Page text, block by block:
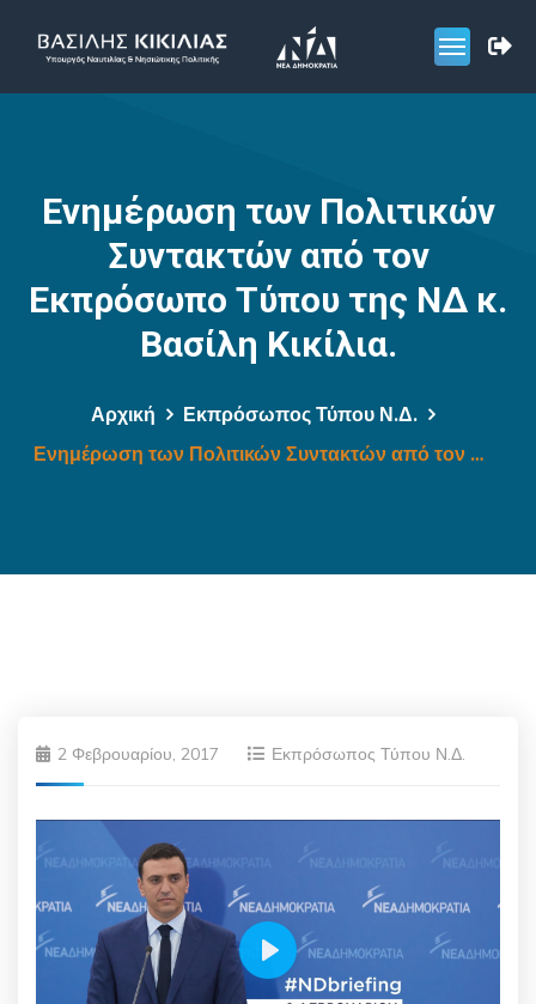
Ενημέρωση των Πολιτικών
Συντακτών από τον
Εκπρόσωπο Τύπου της ΝΔ κ.
Βασίλη Κικίλια.
Αρχική
Εκπρόσωπος Τύπου Ν.Δ.
Ενημέρωση των Πολιτικών Συντακτών από τον Εκπρόσωπο Τύπου της ΝΔ κ. Βασίλη Κικίλια.
2 Φεβρουαρίου, 2017 Εκπρόσωπος Τύπου Ν.Δ.
Play